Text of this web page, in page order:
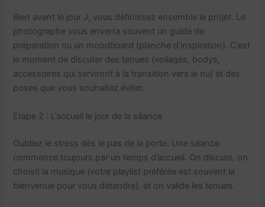
Bien avant le jour J, vous définissez ensemble le projet. Le
photographe vous enverra souvent un guide de
préparation ou un moodboard (planche d’inspiration). C’est
le moment de discuter des tenues (voilages, bodys,
accessoires qui serviront à la transition vers le nu) et des
poses que vous souhaitez éviter.
Étape 2 : L’accueil le jour de la séance
Oubliez le stress dès le pas de la porte. Une séance
commence toujours par un temps d’accueil. On discute, on
choisit la musique (votre playlist préférée est souvent la
bienvenue pour vous détendre), et on valide les tenues.